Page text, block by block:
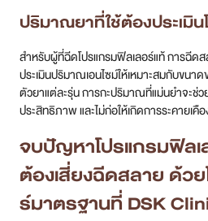
ปริมาณยาที่ใช้ต้องประเมิ
สำหรับผู้ที่ฉีดโปรแกรมฟิลเลอร์แท้ การฉีด
ประเมินปริมาณเอนไซม์ให้เหมาะสมกับขนา
ตัวยาแต่ละรุ่น การกะปริมาณที่แม่นยำจะช่
ประสิทธิภาพ และไม่ก่อให้เกิดการระคายเคื
จบปัญหาโปรแกรมฟิลเ
ต้องเสี่ยงฉีดสลาย ด้ว
ร์มาตรฐานที่ DSK